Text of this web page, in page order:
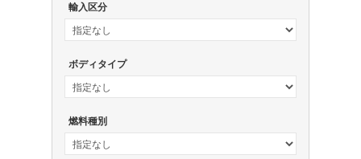
輸入区分
ボディタイプ
燃料種別